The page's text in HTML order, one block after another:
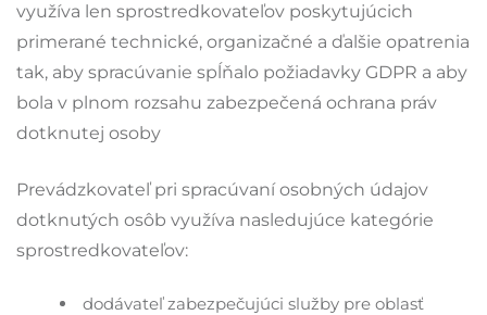
využíva len sprostredkovateľov poskytujúcich
primerané technické, organizačné a ďalšie opatrenia
tak, aby spracúvanie spĺňalo požiadavky GDPR a aby
bola v plnom rozsahu zabezpečená ochrana práv
dotknutej osoby
Prevádzkovateľ pri spracúvaní osobných údajov
dotknutých osôb využíva nasledujúce kategórie
sprostredkovateľov:
dodávateľ zabezpečujúci služby pre oblasť